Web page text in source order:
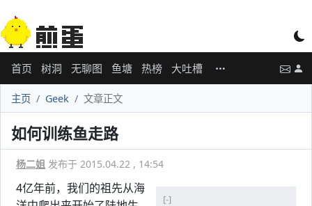
首页 树洞 无聊图 鱼塘 热榜 大吐槽
主页 Geek 文章正文
如何训练鱼走路
杨二姐 发布于 2015.04.22 , 14:54
[-]
4亿年前，我们的祖先从海